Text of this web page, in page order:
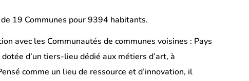
19 Communes pour 9394 habitants.
avec les Communautés de communes voisines : Pays
d’un tiers-lieu dédié aux métiers d’art, à
comme un lieu de ressource et d’innovation, il